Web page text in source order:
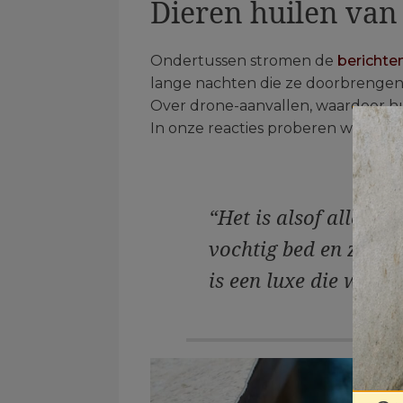
Dieren huilen van
Ondertussen stromen de
lange nachten die ze
Over drone-aanvallen, waardoor
In onze reacties proberen we
“Het is alsof alles
vochtig bed en zijn
is een luxe die we